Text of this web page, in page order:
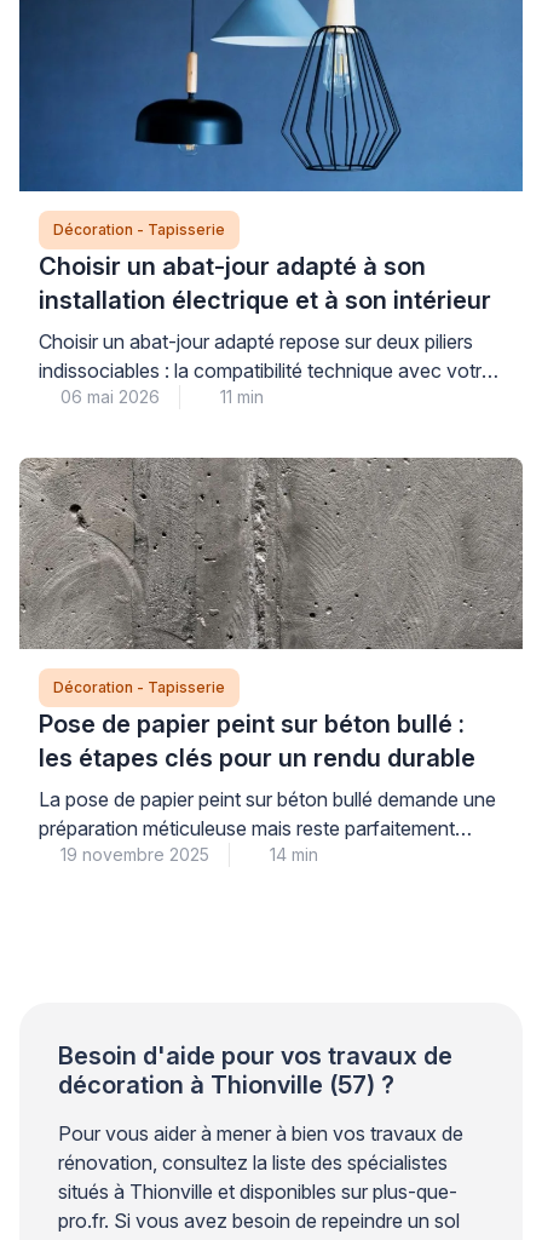
Décoration - Tapisserie
Choisir un abat-jour adapté à son
installation électrique et à son intérieur
Choisir un abat-jour adapté repose sur deux piliers
indissociables : la compatibilité technique avec votre
installation électrique et l’harmonie esthétique avec
fois votre sécurité au quotidien et votre satisfaction
décorative, deux dimensions qui méritent la même
attention pour un résultat à la hauteur de vos
attentes. Les […]
06 mai 2026 11 min
Décoration - Tapisserie
Pose de papier peint sur béton bullé :
les étapes clés pour un rendu durable
La pose de papier peint sur béton bullé demande une
préparation méticuleuse mais reste parfaitement
réalisable pour transformer durablement votre
19 novembre 2025 14 min
Besoin d'aide pour vos travaux de
décoration à Thionville (57) ?
Pour vous aider à mener à bien vos travaux de
rénovation, consultez la liste des spécialistes
situés à Thionville et disponibles sur plus-que-
pro.fr. Si vous avez besoin de repeindre un sol